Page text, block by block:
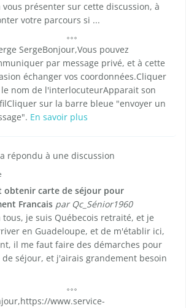
vous présenter sur cette discussion, à
votre parcours si ...
SergeBonjour,Vous pouvez
par message privé, et à cette
échanger vos coordonnées.Cliquer
nom de l'interlocuteurApparait son
sur la barre bleue "envoyer un
En savoir plus
a répondu à une discussion
obtenir carte de séjour pour
Francais par Qc_Sénior1960
tous, je suis Québecois retraité, et je
en Guadeloupe, et de m'établir ici,
il me faut faire des démarches pour
de séjour, et j'airais grandement besoin
www.service-